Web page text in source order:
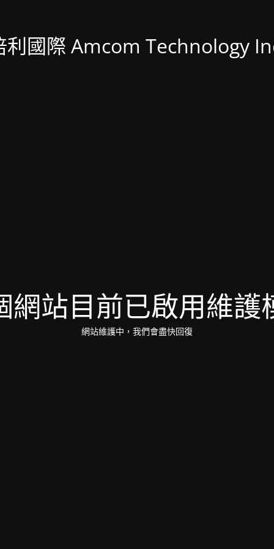
利國際 Amcom Technology
網站目前已啟用維護
網站維護中，我們會盡快回復